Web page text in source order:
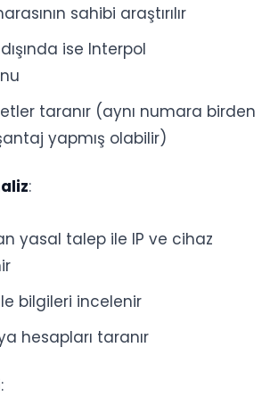
sahibi araştırılır
ise Interpol
taranır (aynı numara birden
yapmış olabilir)
:
yasal talep ile IP ve cihaz
bilgileri incelenir
hesapları taranır
: